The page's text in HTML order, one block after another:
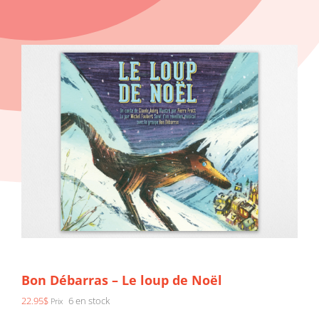
Bon Débarras – Le loup de Noël
22.95$ Prix 6 en stock